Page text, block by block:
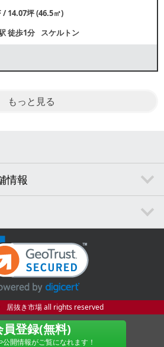
/ 14.07坪 (46.5㎡)
徒歩1分 スケルトン
もっと見る
情報
抜き市場 all rights reserved
員登録(無料)
開情報がご覧になれます！